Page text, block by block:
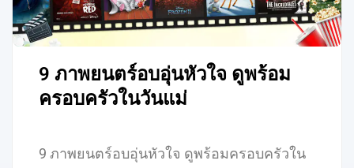
9 ภาพยนตร์อบอุ่นหัวใจ ดูพร้อม
ครอบครัวในวันแม่
9 ภาพยนตร์อบอุ่นหัวใจ ดูพร้อมครอบครัวใน